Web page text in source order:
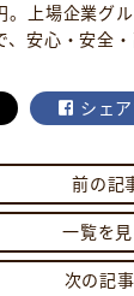
。上場企業グ
、安心・安全
シェ
前の記
一覧を見
次の記